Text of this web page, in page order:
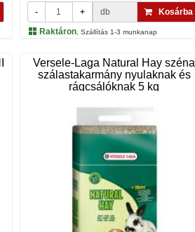
- + db
Kosárba
Raktáron, Szállítás 1-3 munkanap
Versele-Laga Natural Hay széna
szálastakarmány nyulaknak és
rágcsálóknak 5 kg